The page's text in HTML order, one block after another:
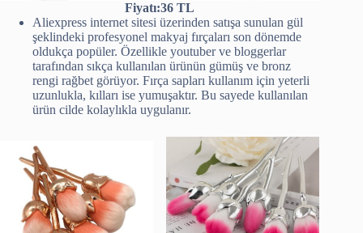
Fiyatı:36 TL
Aliexpress internet sitesi üzerinden satışa sunulan gül
şeklindeki profesyonel makyaj fırçaları son dönemde
oldukça popüler. Özellikle youtuber ve bloggerlar
tarafından sıkça kullanılan ürünün gümüş ve bronz
rengi rağbet görüyor. Fırça sapları kullanım için yeterli
uzunlukla, kılları ise yumuşaktır. Bu sayede kullanılan
ürün cilde kolaylıkla uygulanır.